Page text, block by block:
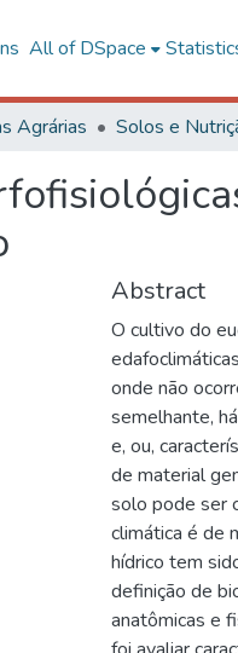
All of DSpace
Agrárias Solos e
Abstract
O cultivo do
onde não
semelhante,
e, ou,
de material
solo pode ser
climática é de
hídrico tem
definição de
anatômicas e